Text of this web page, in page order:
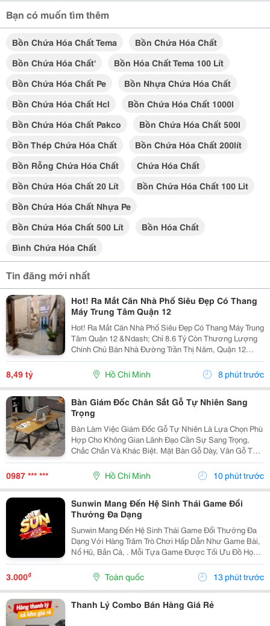
Bạn có muốn tìm thêm
Bồn Chứa Hóa Chất Tema
Bồn Chứa Hóa Chất
Bồn Chứa Hóa Chất'
Bồn Hóa Chất Tema 100 Lít
Bồn Chứa Hóa Chất Pe
Bồn Nhựa Chứa Hóa Chất
Bồn Chứa Hóa Chất Hcl
Bồn Chứa Hóa Chất 1000l
Bồn Chứa Hóa Chất Pakco
Bồn Chứa Hóa Chất 500l
Bồn Thép Chứa Hóa Chất
Bồn Chứa Hóa Chất 200lít
Bồn Rỗng Chứa Hóa Chất
Chứa Hóa Chất
Bồn Chứa Hóa Chất 20 Lít
Bồn Chứa Hóa Chất 100 Lit
Bồn Chứa Hóa Chất Nhựa Pe
Bồn Chứa Hóa Chất 500 Lít
Bồn Hóa Chất
Bình Chứa Hóa Chất
Tin đăng mới nhất
Hot! Ra Mắt Căn Nhà Phố Siêu Đẹp Có Thang
Máy Trung Tâm Quận 12
Hot! Ra Mắt Căn Nhà Phố Siêu Đẹp Có Thang Máy Trung
Tâm Quận 12 &Ndash; Chỉ 8.6 Tỷ Còn Thương Lượng
Chính Chủ Bán Nhà Đường Trần Thị Năm, Quận 12
&Ndash; Vị Trí Đẹp, Khu Dân Cư Hiện Hữu, Tiện Ích Đầy
Đủ. Diện Tích: 4M &Times; 20M Nhà...
8,49 tỷ Hồ Chí Minh 8 phút trước
Bàn Giám Đốc Chân Sắt Gỗ Tự Nhiên Sang
Trọng
Bàn Làm Việc Giám Đốc Gỗ Tự Nhiên Là Lựa Chọn Phù
Hợp Cho Không Gian Lãnh Đạo Cần Sự Sang Trọng,
Chắc Chắn Và Khác Biệt. Mặt Bàn Gỗ Dày, Vân Gỗ Tự
Nhiên Đẹp Mắt Kết Hợp Cùng Hệ Chân Sắt Hiện Đại,
Tạo Nên Tổng Thể Vừa Bền Bỉ Vừa Tinh Tế. Mẫu Bàn
0987 *** *** Hồ Chí Minh 10 phút trước
Sunwin Mang Đến Hệ Sinh Thái Game Đổi
Thưởng Đa Dạng
Sunwin Mang Đến Hệ Sinh Thái Game Đổi Thưởng Đa
Dạng Với Hàng Trăm Trò Chơi Hấp Dẫn Như Game Bài,
Nổ Hũ, Bắn Cá, . Mỗi Tựa Game Được Tối Ưu Đồ Họa
Sắc Nét, Thao Tác Mượt Mà, Tỷ Lệ Trả Thưởng Cạnh
Tranh Cùng Hệ Thống Bảo Mật Hiện Đại.
3.000₫ Toàn quốc 13 phút trước
Thanh Lý Combo Bán Hàng Giá Rẻ